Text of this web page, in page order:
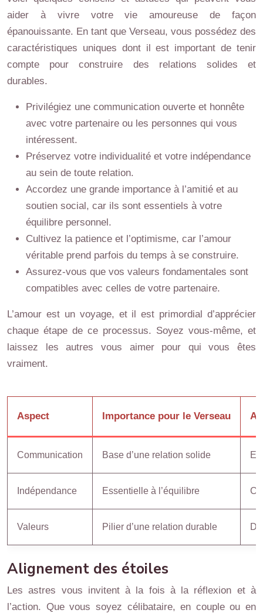
aider à vivre votre vie amoureuse de façon
épanouissante. En tant que Verseau, vous possédez des
caractéristiques uniques dont il est important de tenir
compte pour construire des relations solides et
durables.
Privilégiez une communication ouverte et honnête
avec votre partenaire ou les personnes qui vous
intéressent.
Préservez votre individualité et votre indépendance
au sein de toute relation.
Accordez une grande importance à l’amitié et au
soutien social, car ils sont essentiels à votre
équilibre personnel.
Cultivez la patience et l’optimisme, car l’amour
véritable prend parfois du temps à se construire.
Assurez-vous que vos valeurs fondamentales sont
compatibles avec celles de votre partenaire.
L’amour est un voyage, et il est primordial d’apprécier
chaque étape de ce processus. Soyez vous-même, et
laissez les autres vous aimer pour qui vous êtes
vraiment.
Aspect Importance pour le Verseau
Communication Base d’une relation solide
Indépendance Essentielle à l’équilibre
Valeurs Pilier d’une relation durable
Alignement des étoiles
Les astres vous invitent à la fois à la réflexion et à
l’action. Que vous soyez célibataire, en couple ou en